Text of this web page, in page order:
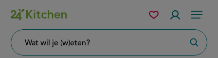
Overslaan
en
naar
Menu
wil
Mijn
bewaarde